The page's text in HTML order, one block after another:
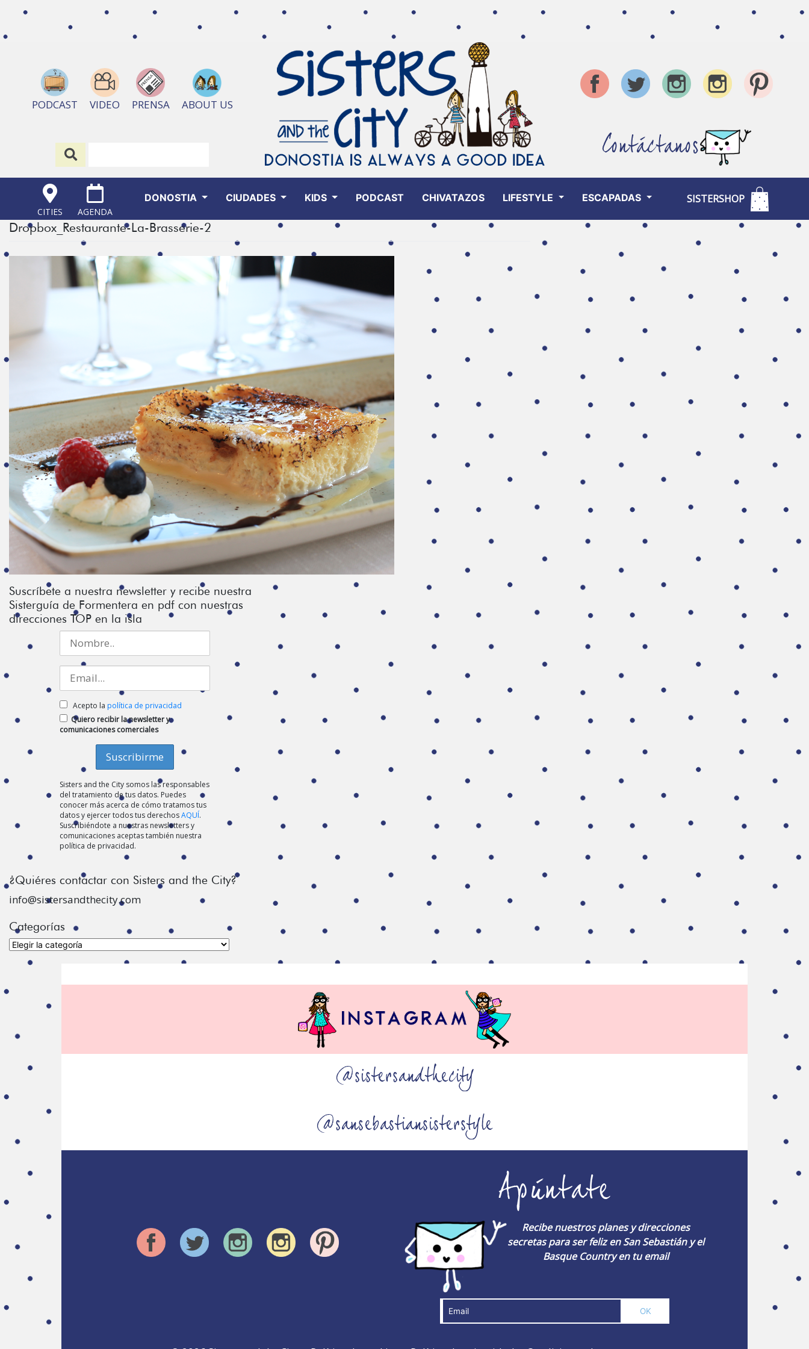
PODCAST VIDEO PRENSA ABOUT US
Contáctanos
CITIES AGENDA
DONOSTIA CIUDADES KIDS PODCAST CHIVATAZOS LIFESTYLE ESCAPADAS SISTERSHOP
Dropbox_Restaurante-La-Brasserie-2
Suscríbete a nuestra newsletter y recibe nuestra
Sisterguía de Formentera en pdf con nuestras
direcciones TOP en la isla
Acepto la política de privacidad
Quiero recibir la newsletter y
comunicaciones comerciales
Sisters and the City somos las responsables
del tratamiento de tus datos. Puedes
conocer más acerca de cómo tratamos tus
datos y ejercer todos tus derechosAQUÍ.
Suscribiéndote a nuestras newsletters y
comunicaciones aceptas también nuestra
política de privacidad.
¿Quiéres contactar con Sisters and the City?
info@sistersandthecity.com
Categorías
Categorías
@sistersandthecity
@sansebastiansisterstyle
Apúntate
Recibe nuestros planes y direcciones
secretas para ser feliz en San Sebastián y el
Basque Country en tu email